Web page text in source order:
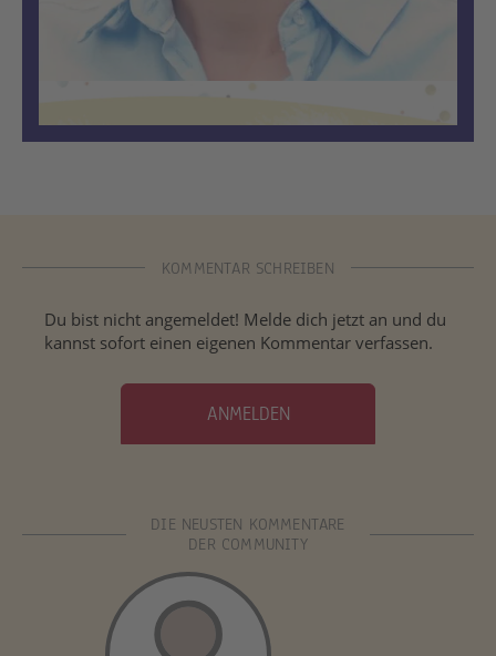
KOMMENTAR SCHREIBEN
Du bist nicht angemeldet! Melde dich jetzt an und du
kannst sofort einen eigenen Kommentar verfassen.
ANMELDEN
DIE NEUSTEN KOMMENTARE
DER COMMUNITY